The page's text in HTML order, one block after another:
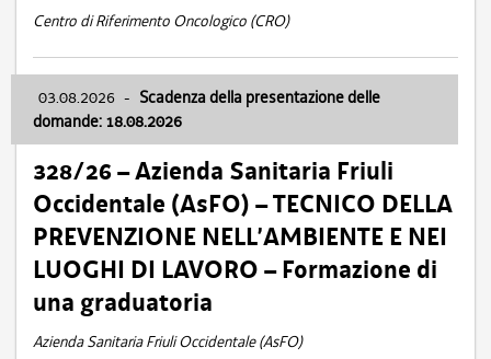
Centro di Riferimento Oncologico (CRO)
03.08.2026 - Scadenza della presentazione delle
domande: 18.08.2026
328/26 – Azienda Sanitaria Friuli
Occidentale (AsFO) – TECNICO DELLA
PREVENZIONE NELL’AMBIENTE E NEI
LUOGHI DI LAVORO – Formazione di
una graduatoria
Azienda Sanitaria Friuli Occidentale (AsFO)